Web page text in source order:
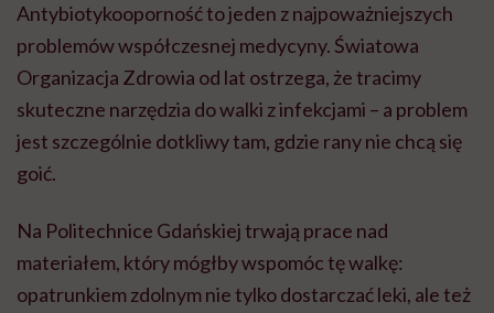
Antybiotykooporność to jeden z najpoważniejszych
problemów współczesnej medycyny. Światowa
Organizacja Zdrowia od lat ostrzega, że tracimy
skuteczne narzędzia do walki z infekcjami – a problem
jest szczególnie dotkliwy tam, gdzie rany nie chcą się
goić.
Na Politechnice Gdańskiej trwają prace nad
materiałem, który mógłby wspomóc tę walkę:
opatrunkiem zdolnym nie tylko dostarczać leki, ale też